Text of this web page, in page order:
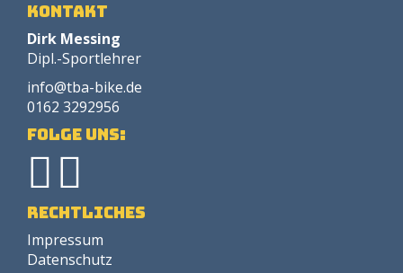
Kontakt
Dirk Messing
Dipl.-Sportlehrer
info@tba-bike.de
0162 3292956
Folge uns:
Rechtliches
Impressum
Datenschutz